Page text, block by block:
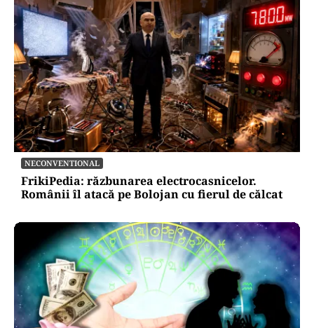
NECONVENTIONAL
FrikiPedia: răzbunarea electrocasnicelor.
Românii îl atacă pe Bolojan cu fierul de călcat